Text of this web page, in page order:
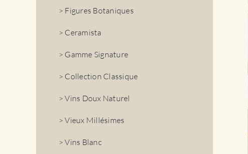
> Figures Botaniques
> Ceramista
> Gamme Signature
> Collection Classique
> Vins Doux Naturel
> Vieux Millésimes
> Vins Blanc